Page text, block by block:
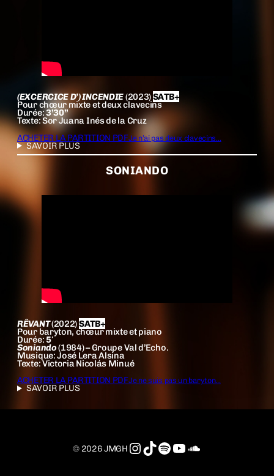
(EXCERCICE D’) INCENDIE(2023)SATB+
Pour chœur mixte et deux clavecins
Durée:3’30”
Texte: Sor Juana Inés de la Cruz
ACHETER LA PARTITION PDFJe n’ai pas deux clavecins…
SAVOIR PLUS
SONIANDO
RÊVANT(2022)SATB+
Pour baryton, chœur mixte et piano
Durée:5′
Soniando(1984) – Groupe Val d’Echo.
Musique: José Lera Alsina
Texte: Victoria Nicolás Minué
ACHETER LA PARTITION PDFJe ne suis pas un baryton…
SAVOIR PLUS
© 2026 JMGHInstagram
TikTok
Spotify
YouTube
SoundCloud